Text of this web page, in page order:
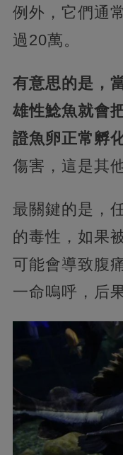
例外，它們通
過20萬。
有意思的是，
雄性鯰魚就會
證魚卵正常孵
傷害，這是其
最關鍵的是，
的毒性，如果
可能會導致腹
一命嗚呼，后